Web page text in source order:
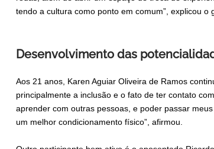
tendo a cultura como ponto em comum”, explicou o
Desenvolvimento das
Aos 21 anos, Karen Aguiar Oliveira de Ramos
principalmente a inclusão e o fato de ter contato
aprender com outras pessoas, e poder passar
um melhor condicionamento físico”, afirmou.